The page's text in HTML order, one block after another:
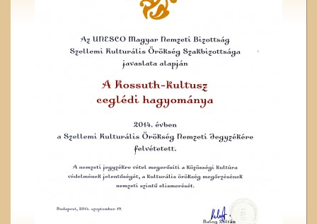
A Ceglédi Beszerzési
Kereszt a Seregélyesben